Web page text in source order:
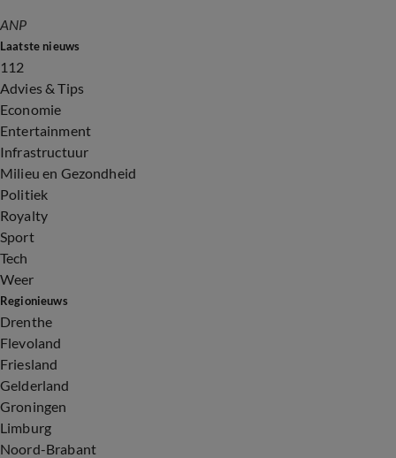
ANP
Laatste nieuws
112
Advies & Tips
Economie
Entertainment
Infrastructuur
Milieu en Gezondheid
Politiek
Royalty
Sport
Tech
Weer
Regionieuws
Drenthe
Flevoland
Friesland
Gelderland
Groningen
Limburg
Noord-Brabant